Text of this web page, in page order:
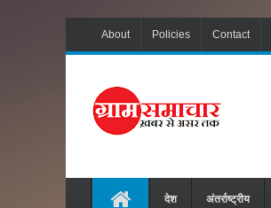
About Policies Contact
देश अंतर्राष्ट्रीय